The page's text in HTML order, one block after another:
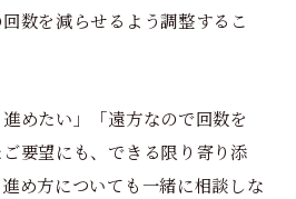
数を減らせるよう調整するこ
進めたい」「遠方なので回数を
要望にも、できる限り寄り添
め方についても一緒に相談しな